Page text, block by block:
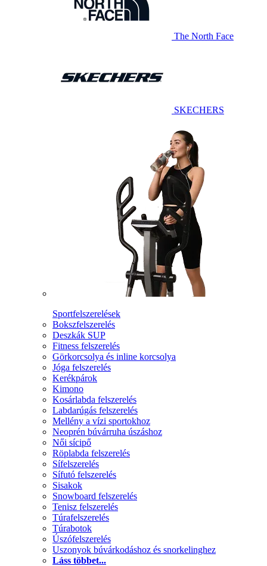
The North Face
SKECHERS
Sportfelszerelések
Bokszfelszerelés
Deszkák SUP
Fitness felszerelés
Görkorcsolya és inline korcsolya
Jóga felszerelés
Kerékpárok
Kimono
Kosárlabda felszerelés
Labdarúgás felszerelés
Mellény a vízi sportokhoz
Neoprén búvárruha úszáshoz
Női sícipő
Röplabda felszerelés
Sífelszerelés
Sífutó felszerelés
Sisakok
Snowboard felszerelés
Tenisz felszerelés
Túrafelszerelés
Túrabotok
Úszófelszerelés
Uszonyok búvárkodáshoz és snorkelinghez
Láss többet...